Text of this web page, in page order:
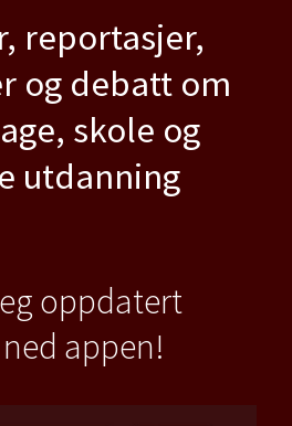
reportasjer,
og debatt om
skole og
utdanning
oppdatert
appen!